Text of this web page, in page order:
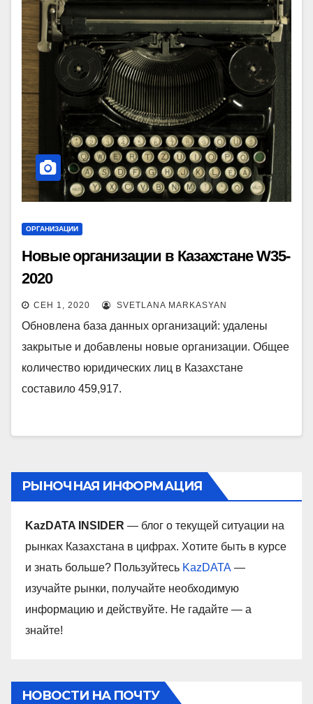
ОРГАНИЗАЦИИ
Новые организации в Казахстане W35-
2020
СЕН 1, 2020 SVETLANA MARKASYAN
Обновлена база данных организаций: удалены
закрытые и добавлены новые организации. Общее
количество юридических лиц в Казахстане
составило 459,917.
РЫНОЧНАЯ ИНФОРМАЦИЯ
KazDATA INSIDER — блог о текущей ситуации на
рынках Казахстана в цифрах. Хотите быть в курсе
и знать больше? Пользуйтесь KazDATA —
изучайте рынки, получайте необходимую
информацию и действуйте. Не гадайте — а
знайте!
НОВОСТИ НА ПОЧТУ